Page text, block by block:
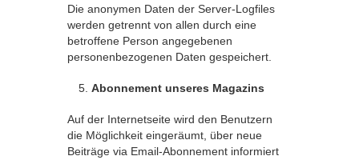
Die anonymen Daten der Server-Logfiles
werden getrennt von allen durch eine
betroffene Person angegebenen
personenbezogenen Daten gespeichert.
Abonnement unseres Magazins
Auf der Internetseite wird den Benutzern
die Möglichkeit eingeräumt, über neue
Beiträge via Email-Abonnement informiert